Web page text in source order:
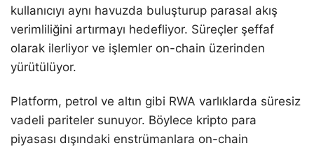
kullanıcıyı aynı havuzda buluşturup parasal akış
verimliliğini artırmayı hedefliyor. Süreçler şeffaf
olarak ilerliyor ve işlemler on-chain üzerinden
yürütülüyor.
Platform, petrol ve altın gibi RWA varlıklarda süresiz
vadeli pariteler sunuyor. Böylece kripto para
piyasası dışındaki enstrümanlara on-chain